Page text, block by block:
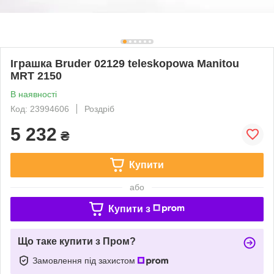
Іграшка Bruder 02129 teleskopowa Manitou
MRT 2150
В наявності
Код: 23994606
Роздріб
5 232 ₴
Купити
або
Купити з
Що таке купити з Пром?
Замовлення під захистом